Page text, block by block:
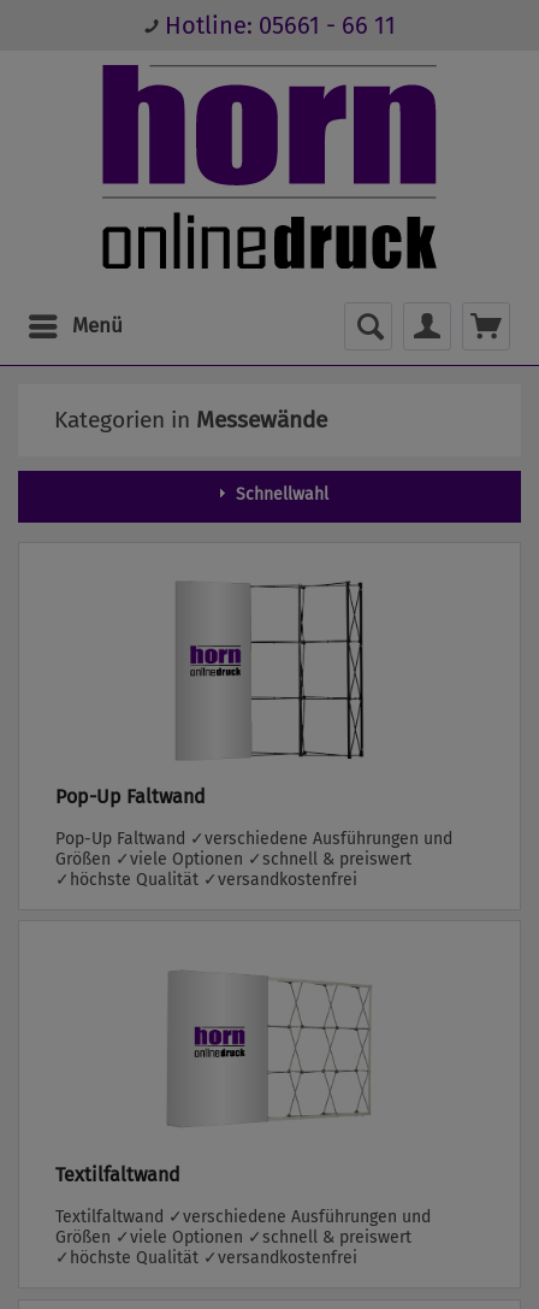
Hotline: 05661 - 66 11
Menü
Kategorien in Messewände
Schnellwahl
Pop-Up Faltwand
Pop-Up Faltwand ✓verschiedene Ausführungen und
Größen ✓viele Optionen ✓schnell & preiswert
✓höchste Qualität ✓versandkostenfrei
Textilfaltwand
Textilfaltwand ✓verschiedene Ausführungen und
Größen ✓viele Optionen ✓schnell & preiswert
✓höchste Qualität ✓versandkostenfrei